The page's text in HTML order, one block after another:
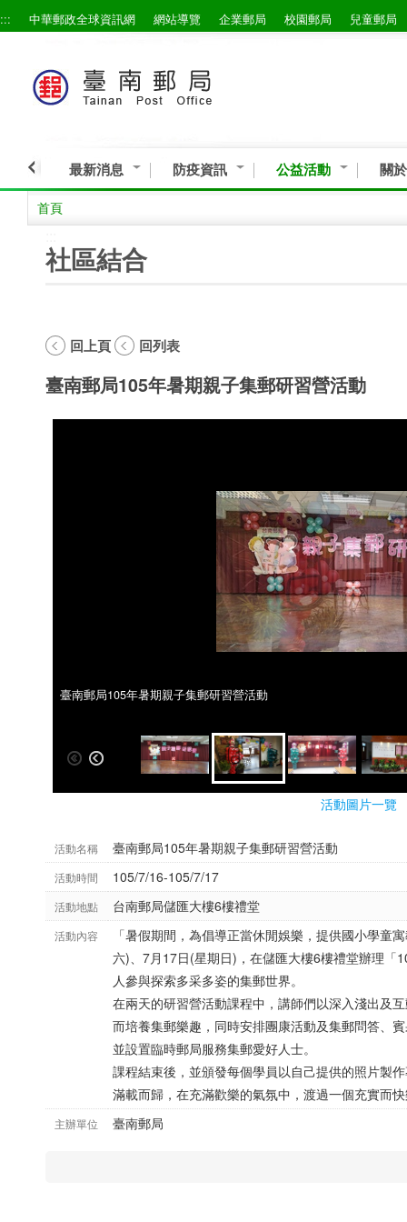
跳到主要內容區塊
::: 中華郵政全球資訊網 網站導覽 企業郵局 校園郵局 兒童郵局
最新消息 防疫資訊 公益活動 關
首頁
社區結合
回上頁 回列表
臺南郵局105年暑期親子集郵研習營活動
臺南郵局105年暑期親子集郵研習營活動
臺南郵局105年暑期親子集郵研習營活動
活動圖片一覽
活動名稱 臺南郵局105年暑期親子集郵研習營活動
活動時間 105/7/16-105/7/17
活動地點 台南郵局儲匯大樓6樓禮堂
活動內容
「暑假期間，為倡導正當休閒娛樂，提供國小學童
六)、7月17日(星期日)，在儲匯大樓6樓禮堂辦理「
人參與探索多采多姿的集郵世界。
在兩天的研習營活動課程中，講師們以深入淺出及
而培養集郵樂趣，同時安排團康活動及集郵問答、
並設置臨時郵局服務集郵愛好人士。
課程結束後，並頒發每個學員以自己提供的照片製
滿載而歸，在充滿歡樂的氣氛中，渡過一個充實而
主辦單位 臺南郵局